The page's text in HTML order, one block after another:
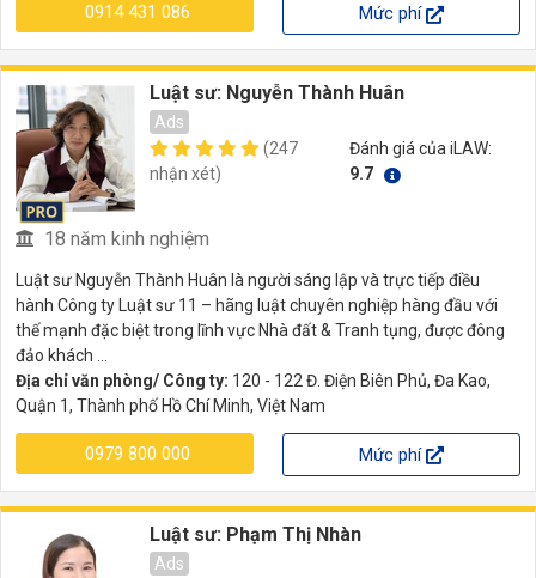
0914 431 086 Mức phí
Luật sư: Nguyễn Thành Huân
Ads
(247
nhận xét)
Đánh giá của iLAW:
9.7
18 năm kinh nghiệm
Luật sư Nguyễn Thành Huân là người sáng lập và trực tiếp điều
hành Công ty Luật sư 11 – hãng luật chuyên nghiệp hàng đầu với
thế mạnh đặc biệt trong lĩnh vực Nhà đất & Tranh tụng, được đông
đảo khách ...
Địa chỉ văn phòng/ Công ty: 120 - 122 Đ. Điện Biên Phủ, Đa Kao,
Quận 1, Thành phố Hồ Chí Minh, Việt Nam
0979 800 000 Mức phí
Luật sư: Phạm Thị Nhàn
Ads